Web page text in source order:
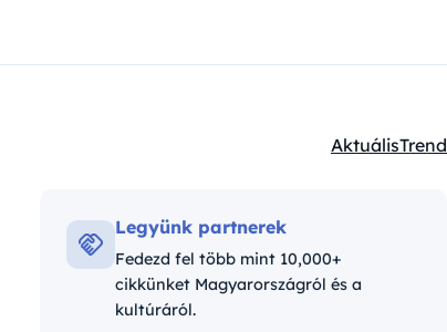
Kategóriák:
AktuálisTrend
Legyünk partnerek
Fedezd fel több mint 10,000+
cikkünket Magyarországról és a
kultúráról.